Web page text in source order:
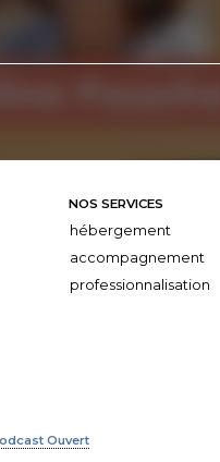
NOS SERVICES
hébergement
accompagnement
professionnalisation
Ouvert